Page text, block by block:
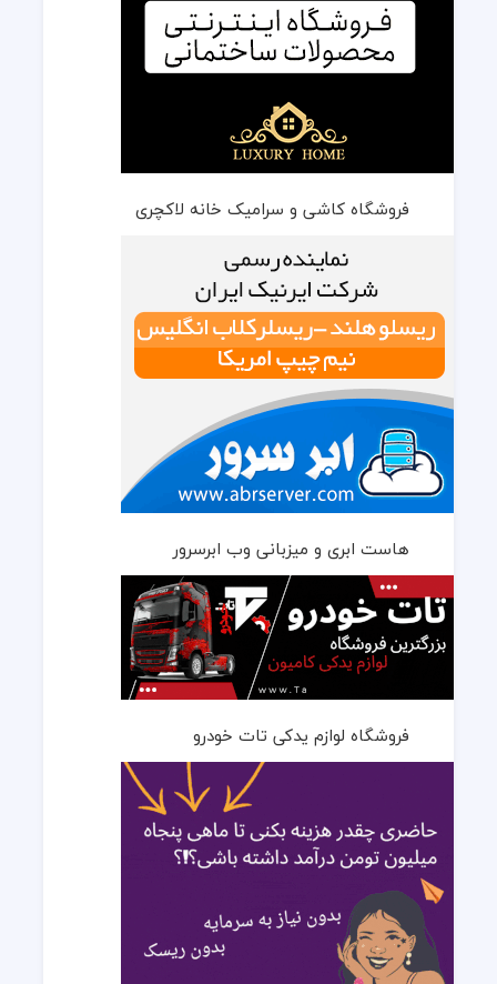
فروشگاه کاشی و سرامیک خانه لاکچری
هاست ابری و میزبانی وب ابرسرور
فروشگاه لوازم یدکی تات خودرو